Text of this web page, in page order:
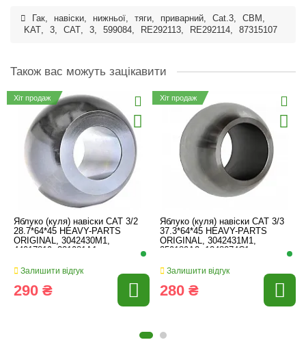
Гак навіски нижньої тяги приварний Cat.3 CBM
KAT
3 CAT 3 599084 RE292113 RE292114 87315107
Також вас можуть зацікавити
Хіт продаж
Яблуко (куля) навіски CAT 3/2
28.7*64*45 HEAVY-PARTS
ORIGINAL, 3042430M1,
44017819, 321081A1
Залишити відгук
290 ₴
Хіт продаж
Яблуко (куля) навіски CAT 3/3
37.3*64*45 HEAVY-PARTS
ORIGINAL, 3042431M1,
359189A2, 1348074C1
Залишити відгук
280 ₴